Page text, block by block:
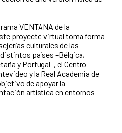
VENTANA de la
proyecto virtual toma forma
culturales de las
países –Bélgica,
y Portugal–, el Centro
y la Real Academia de
de apoyar la
artística en entornos